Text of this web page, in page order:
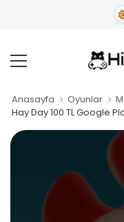
Anasayfa Oyunlar
Hay Day 100 TL Google